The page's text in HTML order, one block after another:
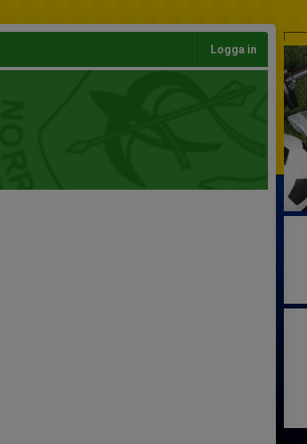
Logga in